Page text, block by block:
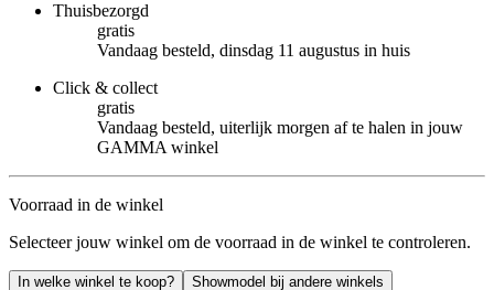
Thuisbezorgd
gratis
Vandaag besteld, dinsdag 11 augustus in huis
Click & collect
gratis
Vandaag besteld, uiterlijk morgen af te halen in jouw
GAMMA winkel
Voorraad in de winkel
Selecteer jouw winkel om de voorraad in de winkel te controleren.
In welke winkel te koop? Showmodel bij andere winkels